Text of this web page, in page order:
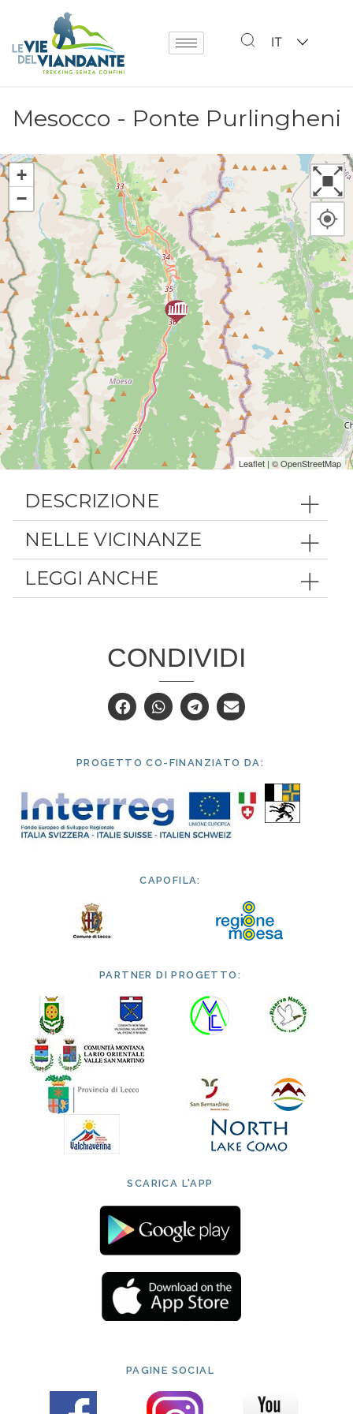
IT
Mesocco - Ponte Purlingheni
DESCRIZIONE
NELLE VICINANZE
LEGGI ANCHE
+
−
Leaflet | ©OpenStreetMap
CONDIVIDI
PROGETTO CO-FINANZIATO DA:
CAPOFILA:
PARTNER DI PROGETTO:
SCARICA L'APP
PAGINE SOCIAL